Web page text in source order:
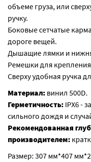
объеме груза, или
ручку.
Боковые сетчатые
дороге вещей.
Дышащие лямки и
Ремешки для
Сверху удобная ручка
Материал: винил 500D.
Герметичность: IPX6 -
сильного дождя и
Рекомендованная
производителем:
Размер: 307 мм*407